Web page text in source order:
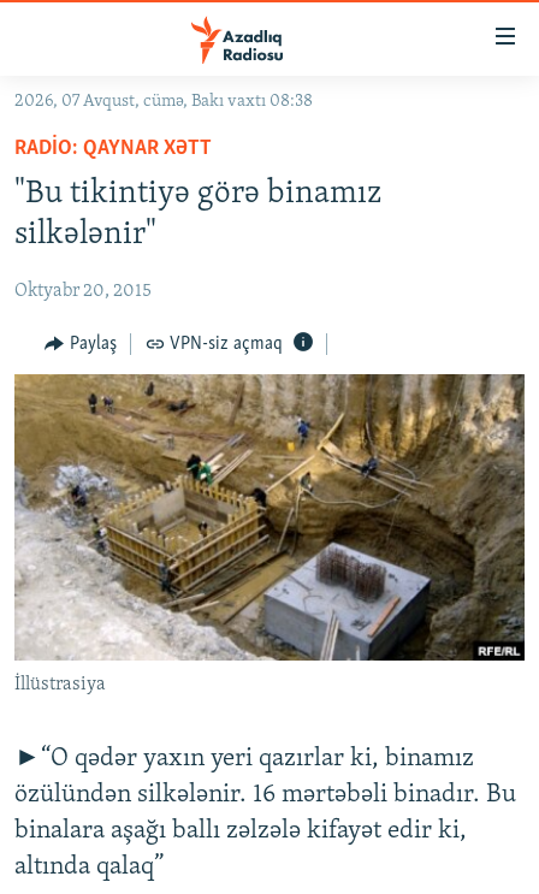
Əsas
qayıt
Əsas
naviqasiyaya
qayıt
Axtarışa
GÜNDƏM
#İZAHLA
KORRUPSIOMETR
FƏRQƏ BAX
QANUNI DOĞRU
ARAŞDIRMA
MULTIMEDIA
VIDEO
FOTOQALEREYA
İNFOQRAFIKA
KARIKATURA
RADIO ARXIV
OXU ZALI
AZƏRBAYCAN ƏDƏBIYYATI KITABXANASI
İSLAM VƏ DEMOKRATIYA
İZ - MƏDƏNIYYƏT PROQRAMI
HAQQIMIZDA
MISSIYAMIZ
PEŞƏ ETIKASI VƏ JURNALISTIKA STANDARTLARIMIZ
MATERIALLARIMIZDAN ISTIFADƏ
AZADLIQRADIOSU MOBIL TELEFONUNUZDA
XƏBƏR BÜLLETENLƏRIMIZ
BIZI IZLƏ
RFE/RL-in bütün saytları
2026, 07 Avqust, cümə, Bakı vaxtı 08:38
RADIO: QAYNAR XƏTT
"Bu tikintiyə görə binamız
silkələnir"
Oktyabr 20, 2015
Paylaş VPN-siz açmaq
İllüstrasiya
►“O qədər yaxın yeri qazırlar ki, binamız
özülündən silkələnir. 16 mərtəbəli binadır. Bu
binalara aşağı ballı zəlzələ kifayət edir ki,
altında qalaq”